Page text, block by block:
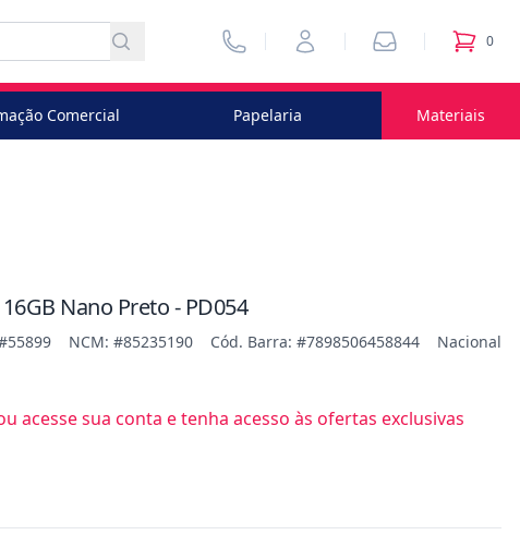
VendedoresMinha ContaPedidos 0
itens
Comercial Papelaria Materiais
Nano Preto - PD054
NCM: #85235190 Cód. Barra: #7898506458844 Nacional
acesse sua conta e tenha acesso às ofertas exclusivas